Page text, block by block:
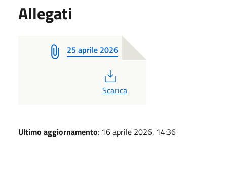
Allegati
25 aprile 2026
PDF
Scarica
Ultimo aggiornamento: 16 aprile 2026, 14:36